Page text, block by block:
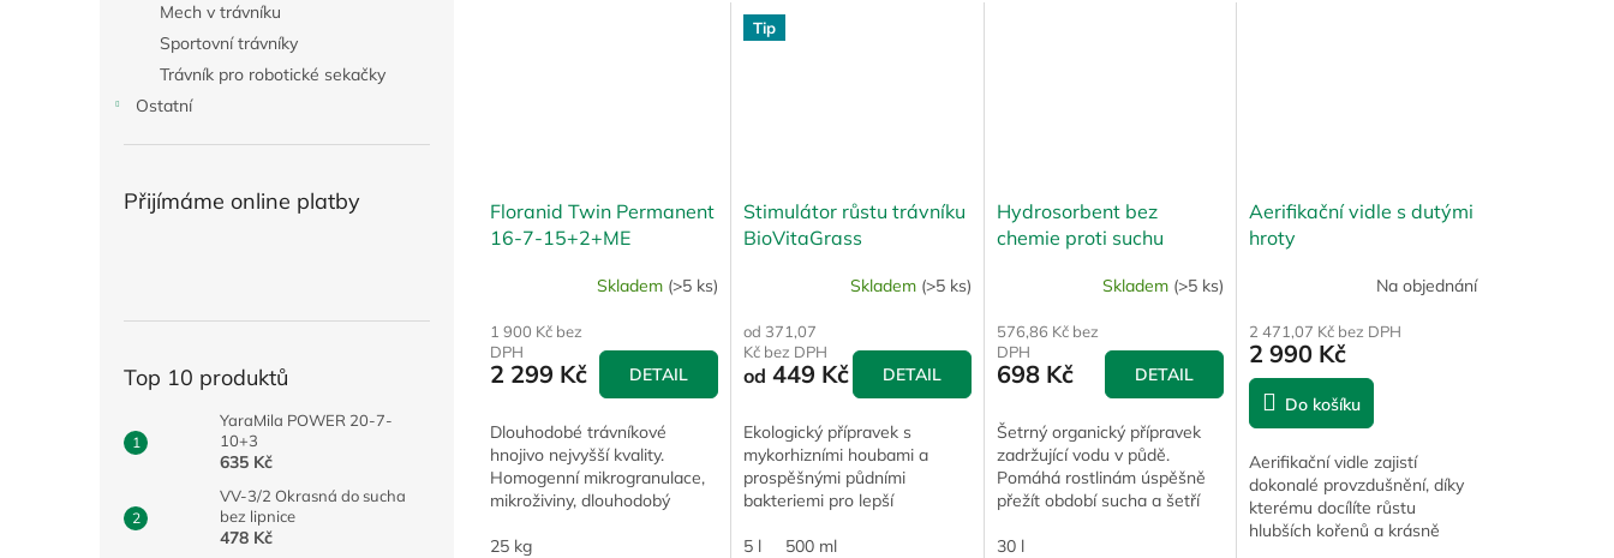
Mech v trávníku
Sportovní trávníky
Trávník pro robotické sekačky
Ostatní
Přijímáme online platby
Top 10 produktů
YaraMila POWER 20-7-
10+3
635 Kč
VV-3/2 Okrasná do sucha
bez lipnice
478 Kč
Floranid Twin Permanent
16-7-15+2+ME
Skladem (>5 ks)
1 900 Kč bez
DPH
2 299 Kč DETAIL
Dlouhodobé trávníkové
hnojivo nejvyšší kvality.
Homogenní mikrogranulace,
mikroživiny, dlouhodobý
okrasné a sportovní trávníky
25 kg
Tip
Stimulátor růstu trávníku
BioVitaGrass
Skladem (>5 ks)
od 371,07
Kč bez DPH
od 449 Kč DETAIL
Ekologický přípravek s
mykorhizními houbami a
prospěšnými půdními
bakteriemi pro lepší
a celkovou vitalitu porostu.
5 l 500 ml
Hydrosorbent bez
chemie proti suchu
Skladem (>5 ks)
576,86 Kč bez
DPH
698 Kč DETAIL
Šetrný organický přípravek
zadržující vodu v půdě.
Pomáhá rostlinám úspěšně
přežít období sucha a šetří
30 l
Aerifikační vidle s dutými
hroty
Na objednání
2 471,07 Kč bez DPH
2 990 Kč
Do košíku
Aerifikační vidle zajistí
dokonalé provzdušnění, díky
kterému docílíte růstu
hlubších kořenů a krásně